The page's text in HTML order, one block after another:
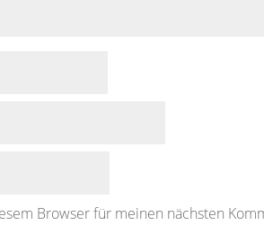
Browser für meinen nächsten